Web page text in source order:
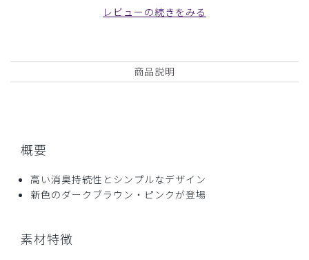
購入確認済み
年齢:50代 身長:171-175cm 体重:66-70kg
デザインや着心地は素晴らしいのですが、作業着としての丈
レビューの続きをみる
商品説明
概要
高い消臭持続性とシンプルなデザイン
新色のダークブラウン・ピンクが登場
素材特徴